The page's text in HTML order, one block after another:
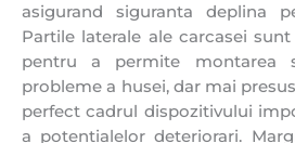
asigurand siguranta deplina
Partile laterale ale carcasei
pentru a permite montarea
probleme a husei, dar mai
perfect cadrul dispozitivului
a potentialelor deteriorari.